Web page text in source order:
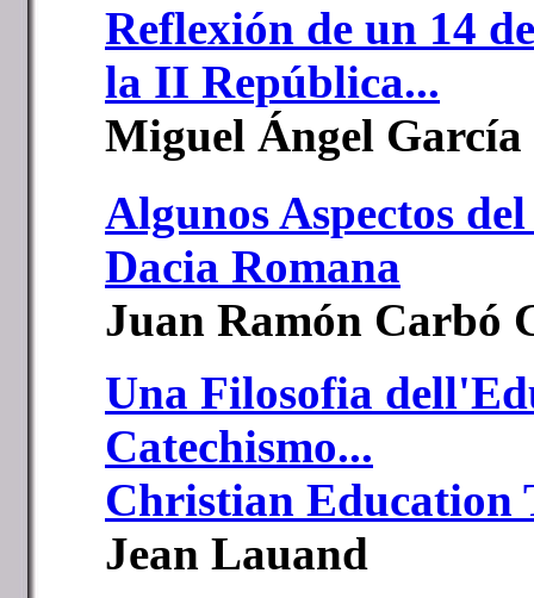
Reflexión de un 14
la II República...
Miguel Ángel García
Algunos Aspectos
Dacia Romana
Juan Ramón Carbó
Una Filosofia
Catechismo...
Christian Education
Jean Lauand